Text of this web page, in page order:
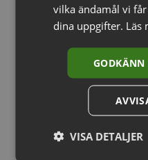
STORLEK
RELATERADE
vilka ändamål vi
dina uppgifter. Läs
GODKÄNN
VISA DETALJER